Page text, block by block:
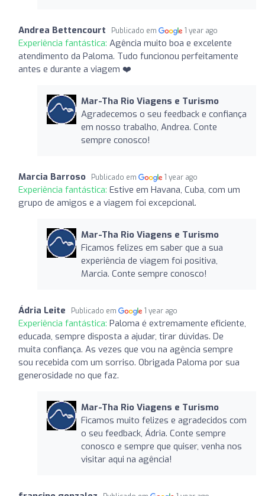
Andrea Bettencourt Publicado em 1 year ago
Experiência fantástica: Agência muito boa e excelente
atendimento da Paloma. Tudo funcionou perfeitamente
antes e durante a viagem ❤️
Mar-Tha Rio Viagens e Turismo
Agradecemos o seu feedback e confiança
em nosso trabalho, Andrea. Conte
sempre conosco!
Marcia Barroso Publicado em 1 year ago
Experiência fantástica: Estive em Havana, Cuba, com um
grupo de amigos e a viagem foi excepcional.
Mar-Tha Rio Viagens e Turismo
Ficamos felizes em saber que a sua
experiência de viagem foi positiva,
Marcia. Conte sempre conosco!
Ádria Leite Publicado em 1 year ago
Experiência fantástica: Paloma é extremamente eficiente,
educada, sempre disposta a ajudar, tirar dúvidas. De
muita confiança. As vezes que vou na agência sempre
sou recebida com um sorriso. Obrigada Paloma por sua
generosidade no que faz.
Mar-Tha Rio Viagens e Turismo
Ficamos muito felizes e agradecidos com
o seu feedback, Ádria. Conte sempre
conosco e sempre que quiser, venha nos
visitar aqui na agência!